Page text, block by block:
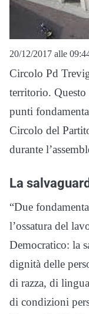
20/12/2017 alle
Circolo Pd
territorio. Questo
punti
Circolo del
durante
La
“Due
l’ossatura del
Democratico: la
dignità delle
di razza, di
di condizioni